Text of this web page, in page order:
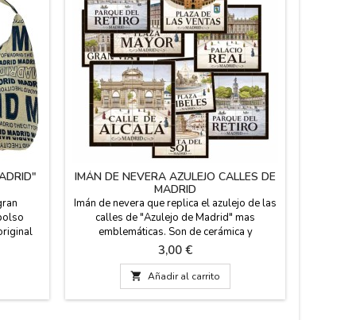
IMÁN DE NEVERA AZULEJO CALLES DE
MADRID
Imán de nevera que replica el azulejo de las
calles de "Azulejo de Madrid" mas
emblemáticas. Son de cerámica y
fabricados en España. Modelos de las
calles: Puerta del Sol, Calle de Madrid,
Calle Mayor, Calle de Alcalá y Gran Vía,
monumentos mas emblemáticos y plano de
la red de Metro de Madrid. Medida: 5,5 cm x
Precio
3,00 €
 Añadir al carrito